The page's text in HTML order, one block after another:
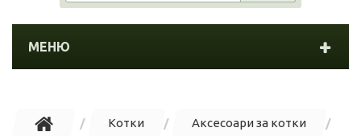
МЕНЮ
Котки Аксесоари за котки